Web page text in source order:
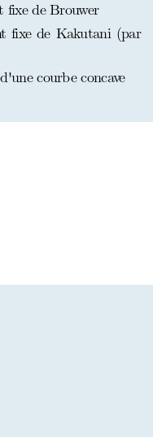
fixe de Brouwer
fixe de Kakutani (par
courbe concave